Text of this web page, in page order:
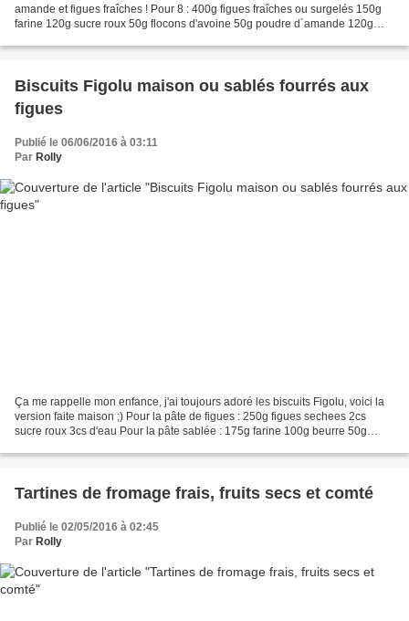
amande et figues fraîches ! Pour 8 : 400g figues fraîches ou surgelés 150g
farine 120g sucre roux 50g flocons d'avoine 50g poudre d´amande 120g
Biscuits Figolu maison ou sablés fourrés aux
figues
Publié le 06/06/2016 à 03:11
Par Rolly
Ça me rappelle mon enfance, j'ai toujours adoré les biscuits Figolu, voici la
version faite maison ;) Pour la pâte de figues : 250g figues sechees 2cs
sucre roux 3cs d'eau Pour la pâte sablée : 175g farine 100g beurre 50g
Tartines de fromage frais, fruits secs et comté
Publié le 02/05/2016 à 02:45
Par Rolly